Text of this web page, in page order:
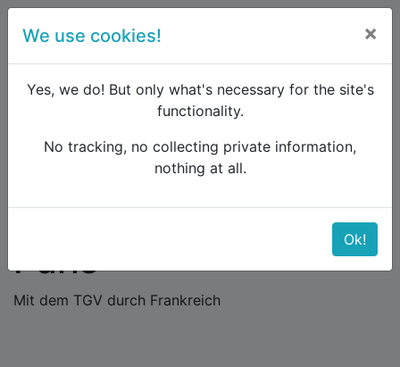
Blog Von Nantes nach Paris
Von Nantes nach
Paris
Mit dem TGV durch Frankreich
We use cookies! ×
Yes, we do! But only what's necessary for the site's
functionality.
No tracking, no collecting private information,
nothing at all.
Ok!